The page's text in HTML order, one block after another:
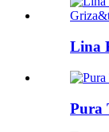
Lina
Pura